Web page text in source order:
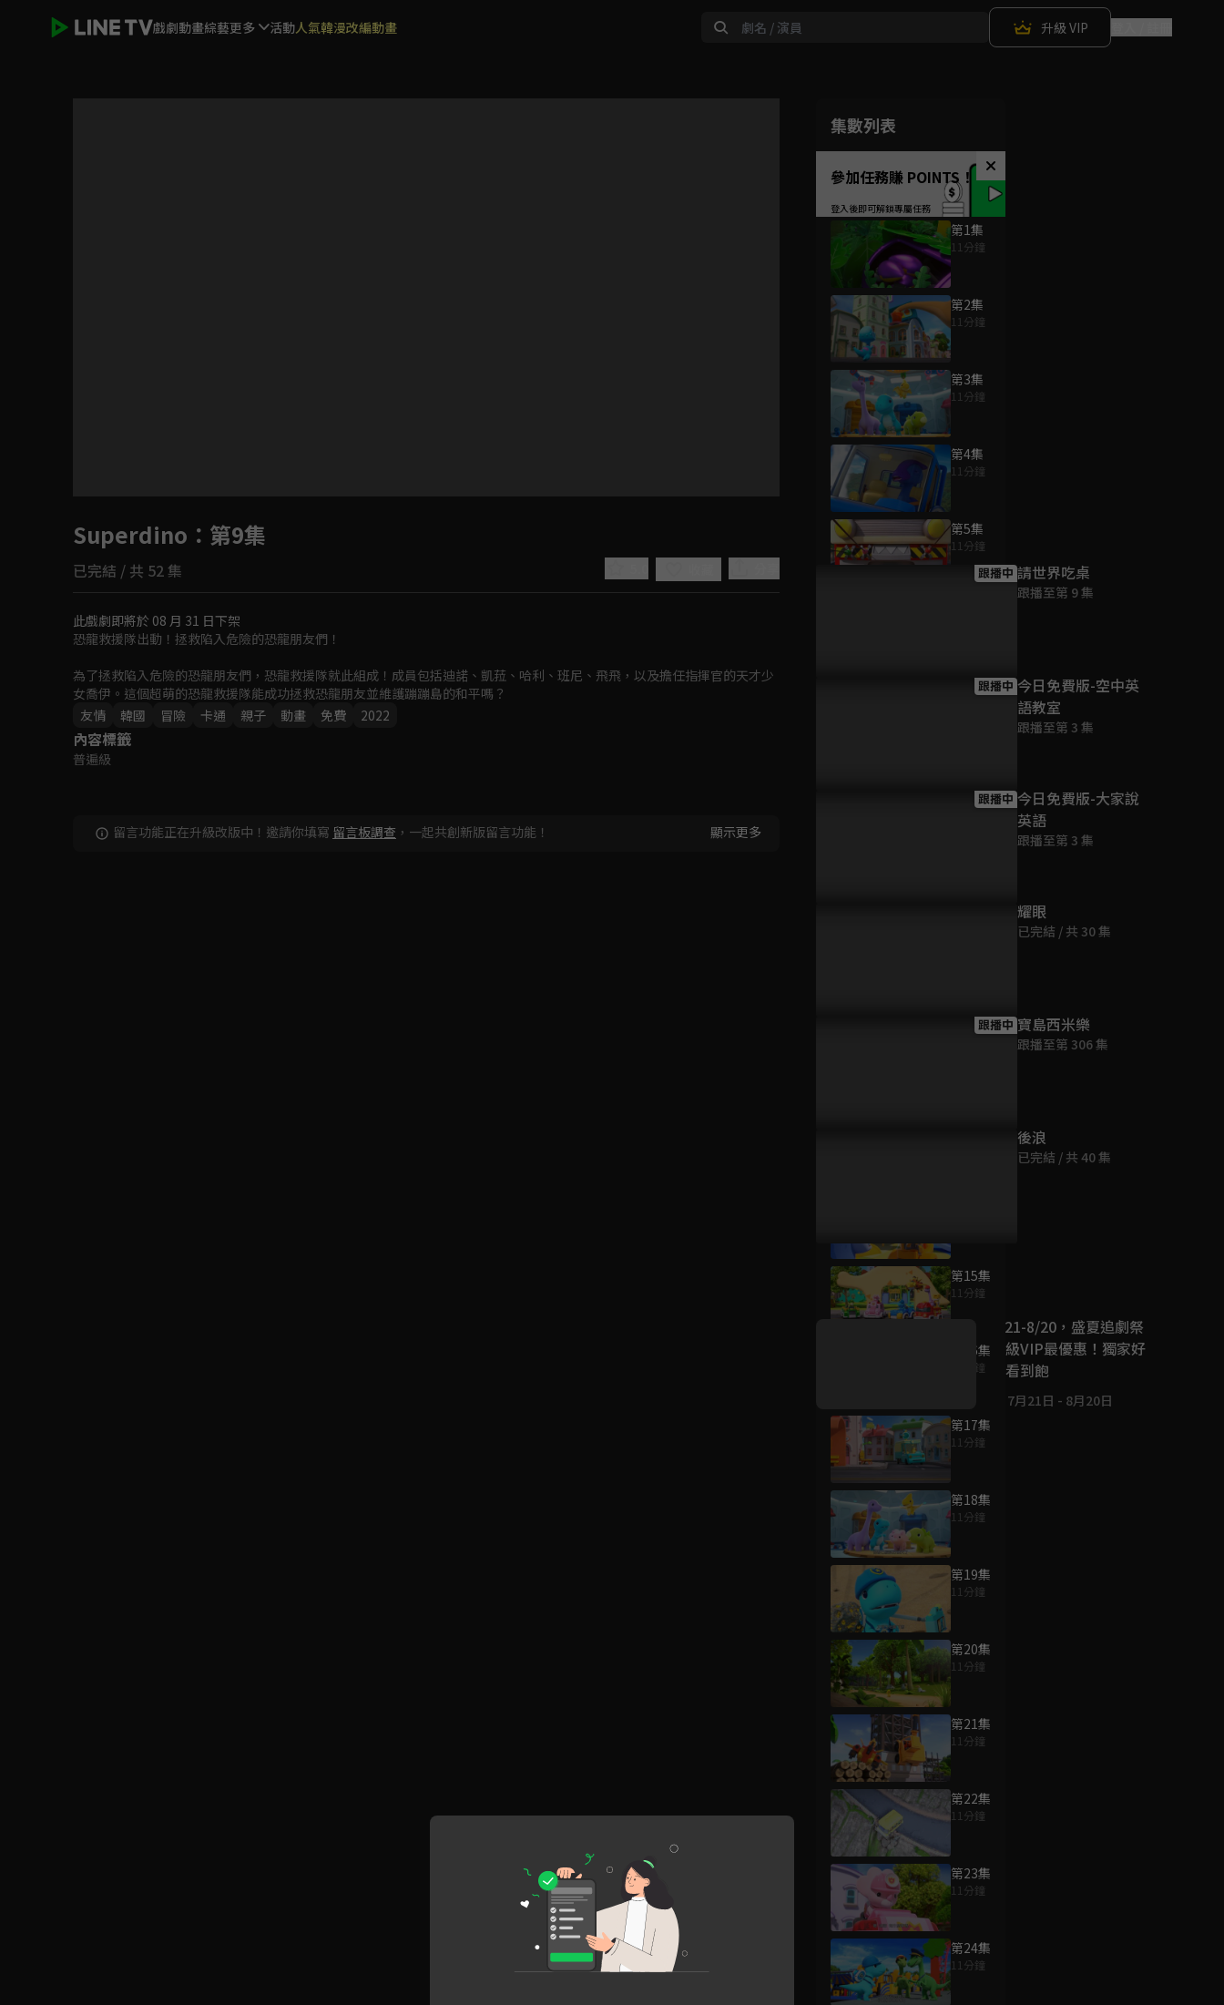
戲劇動畫綜藝更多 活動人氣韓漫改編動畫 升級 VIP
如有不便請見諒
集數列表
參加任務賺 POINTS！
第1集
11分鐘
第2集
11分鐘
第3集
11分鐘
第4集
11分鐘
第5集
11分鐘
第7集
11分鐘
第15集
11分鐘
第16集
11分鐘
第17集
11分鐘
第18集
11分鐘
第19集
11分鐘
第20集
11分鐘
第21集
11分鐘
第22集
11分鐘
第23集
11分鐘
第24集
11分鐘
Superdino ：第9集
已完結 / 共 52 集
此戲劇即將於 08 月 31 日下架
恐龍救援隊出動！拯救陷入危險的恐龍朋友們！
為了拯救陷入危險的恐龍朋友們，恐龍救援隊就此組成！成員包括迪諾、凱菈、哈利、班尼、飛飛，以及擔任指揮官的天才少
女喬伊。這個超萌的恐龍救援隊能成功拯救恐龍朋友並維護蹦蹦島的和平嗎？
友情
韓國 冒險 卡通 親子 動畫 免費 2022
內容標籤
普遍級
留言功能正在升級改版中！邀請你填寫 留言板調查 ，一起共創新版留言功能！ 顯示更多
為您推薦
跟播中 請世界吃桌
跟播至第 9 集
跟播中 今日免費版-空中英
語教室
跟播至第 3 集
跟播中 今日免費版-大家說
英語
跟播至第 3 集
耀眼
已完結 / 共 30 集
跟播中 寶島西米樂
跟播至第 306 集
後浪
已完結 / 共 40 集
好康資訊
7/21-8/20，盛夏追劇祭
升級VIP最優惠！獨家好
戲看到飽
7月21日 - 8月20日